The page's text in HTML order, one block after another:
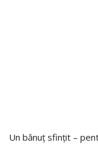
Un bănuț sfințit –